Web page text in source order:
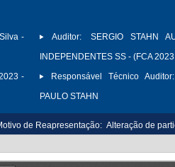
-
-
Auditor:
SERGIO STAHN
INDEPENDENTES SS - (FCA
Responsável Técnico Auditor:
PAULO STAHN
de Reapresentação: Alteração de